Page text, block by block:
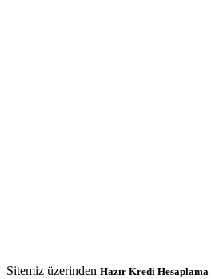
Sitemiz üzerinden Hazır Kredi Hesaplama